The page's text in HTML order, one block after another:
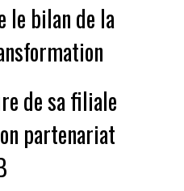
le bilan de la
de sa filiale
partenariat